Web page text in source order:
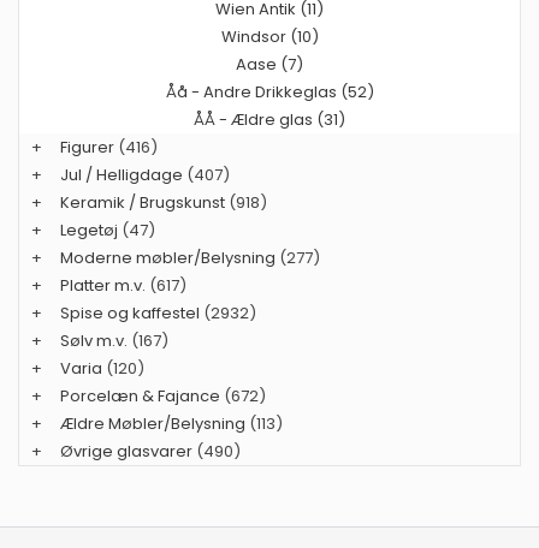
Wien Antik (11)
Windsor (10)
Aase (7)
Åå - Andre Drikkeglas (52)
ÅÅ - Ældre glas (31)
+
Figurer (416)
+
Jul / Helligdage (407)
+
Keramik / Brugskunst (918)
+
Legetøj (47)
+
Moderne møbler/Belysning (277)
+
Platter m.v. (617)
+
Spise og kaffestel (2932)
+
Sølv m.v. (167)
+
Varia (120)
+
Porcelæn & Fajance (672)
+
Ældre Møbler/Belysning (113)
+
Øvrige glasvarer (490)